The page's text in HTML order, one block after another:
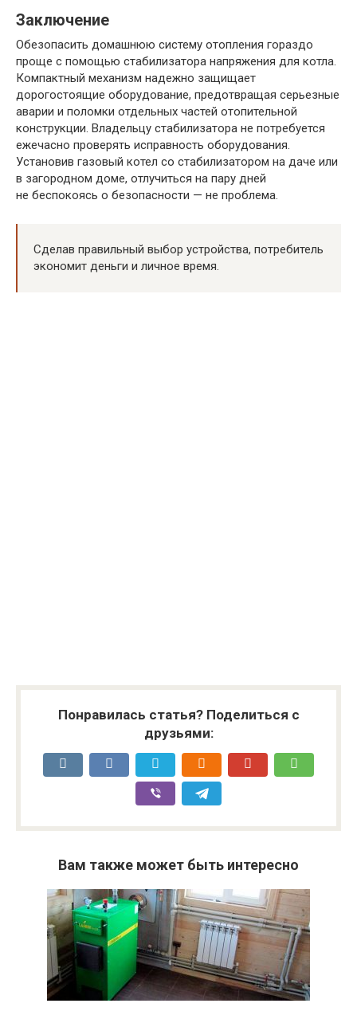
Заключение
Обезопасить домашнюю систему отопления гораздо
проще с помощью стабилизатора напряжения для котла.
Компактный механизм надежно защищает
дорогостоящие оборудование, предотвращая серьезные
аварии и поломки отдельных частей отопительной
конструкции. Владельцу стабилизатора не потребуется
ежечасно проверять исправность оборудования.
Установив газовый котел со стабилизатором на даче или
в загородном доме, отлучиться на пару дней
не беспокоясь о безопасности — не проблема.
Сделав правильный выбор устройства, потребитель
экономит деньги и личное время.
Понравилась статья? Поделиться с
друзьями:
Вам также может быть интересно